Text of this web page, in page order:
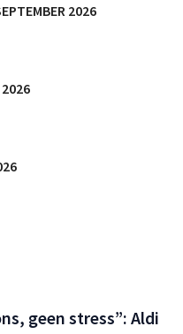
2026
2026
geen stress”: Aldi